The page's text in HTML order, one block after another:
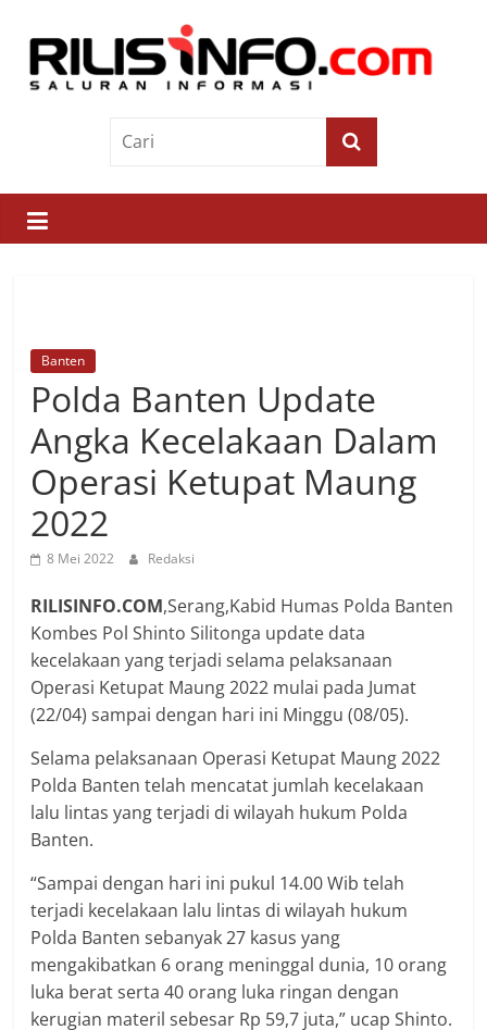
contentRilis
Saluran
Informasi
Banten
Polda Banten Update
Angka Kecelakaan Dalam
Operasi Ketupat Maung
2022
8 Mei 2022 Redaksi
RILISINFO.COM,Serang,Kabid Humas Polda Banten
Kombes Pol Shinto Silitonga update data
kecelakaan yang terjadi selama pelaksanaan
Operasi Ketupat Maung 2022 mulai pada Jumat
(22/04) sampai dengan hari ini Minggu (08/05).
Selama pelaksanaan Operasi Ketupat Maung 2022
Polda Banten telah mencatat jumlah kecelakaan
lalu lintas yang terjadi di wilayah hukum Polda
Banten.
“Sampai dengan hari ini pukul 14.00 Wib telah
terjadi kecelakaan lalu lintas di wilayah hukum
Polda Banten sebanyak 27 kasus yang
mengakibatkan 6 orang meninggal dunia, 10 orang
luka berat serta 40 orang luka ringan dengan
kerugian materil sebesar Rp 59,7 juta,” ucap Shinto.